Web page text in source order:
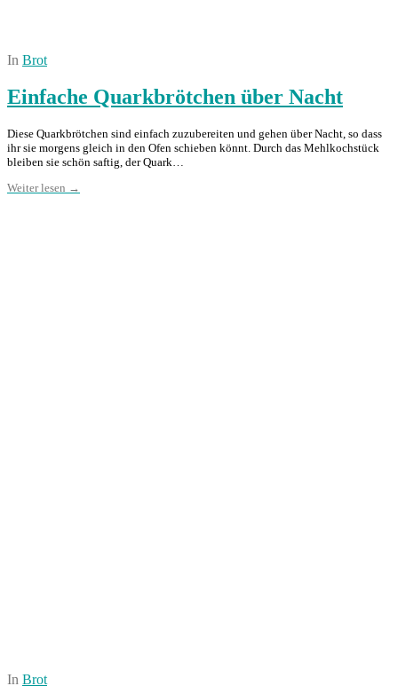
In Brot
Einfache Quarkbrötchen über Nacht
Diese Quarkbrötchen sind einfach zuzubereiten und gehen über Nacht, so dass
ihr sie morgens gleich in den Ofen schieben könnt. Durch das Mehlkochstück
bleiben sie schön saftig, der Quark…
Weiter lesen →
In Brot